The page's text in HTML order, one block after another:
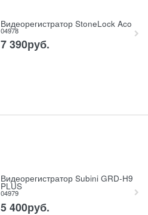
Видеорегистратор StoneLock Aco
04978
7 390руб.
Видеорегистратор Subini GRD-H9
PLUS
04979
5 400руб.